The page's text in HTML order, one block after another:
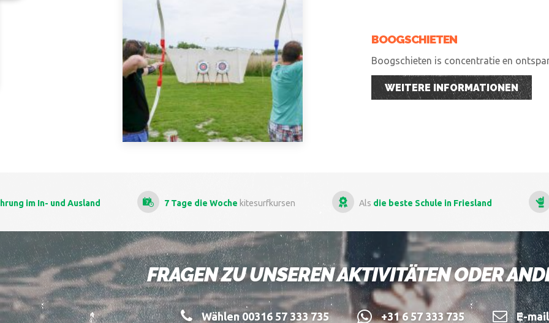
BOOGSCHIETEN
Boogschieten is concentratie en
WEITERE INFORMATIONEN
7 Tage die Wochekitesurfkursen Alsdie beste Schule in Friesland Mehr als 13 Jahre
FRAGEN ZU UNSEREN AKTIVITÄTEN ODER
Wählen 00316 57 333 735 +31 6 57 333 735 E-